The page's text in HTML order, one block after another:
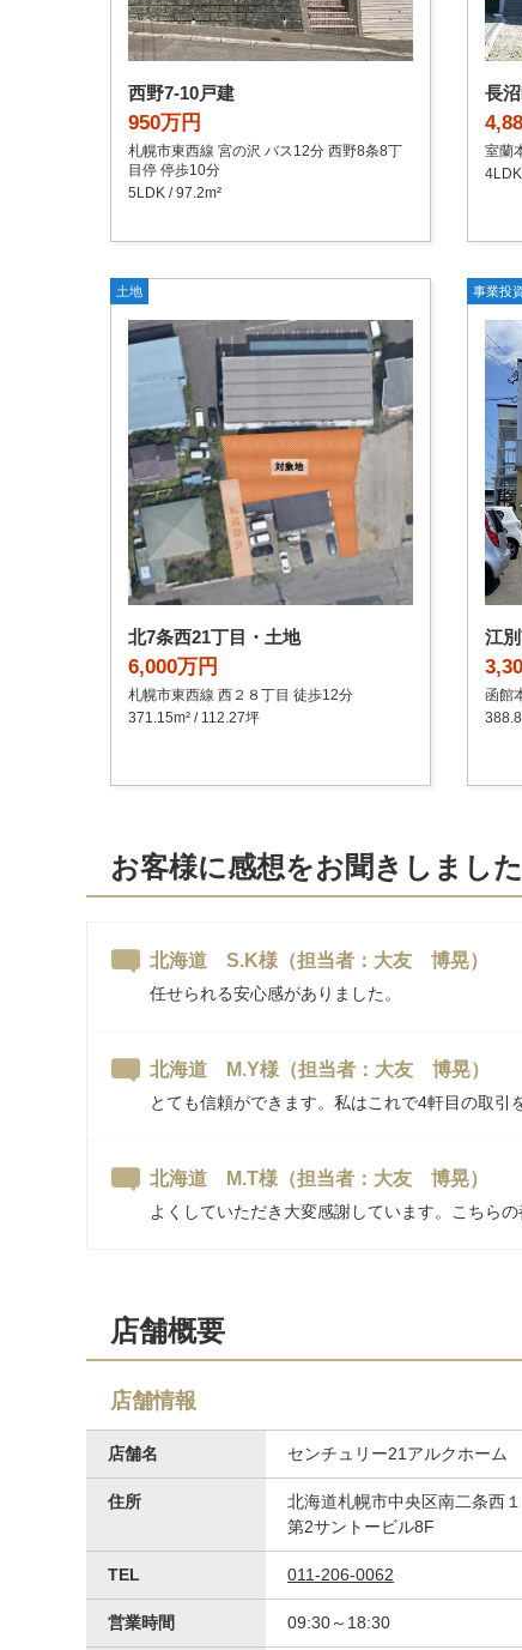
西野7-10戸建
950万円
札幌市東西線 宮の沢 バス12分 西野8条8丁
目停 停歩10分
5LDK / 97.2m²
長
室蘭
土地
北7条西21丁目・土地
6,000万円
札幌市東西線 西２８丁目 徒歩12分
371.15m² / 112.27坪
事業投
江
函館
お客様に感想をお聞きしました
北海道 S.K様 （担当者：大友 博晃）
任せられる安心感がありました。
北海道 M.Y様 （担当者：大友 博晃）
とても信頼ができます。私はこれで4軒目の取引
北海道 M.T様 （担当者：大友 博晃）
よくしていただき大変感謝しています。こちら
店舗概要
店舗情報
店舗名 センチュリー21アルクホーム
住所
北海道札幌市中央区南二条西
第2サントービル8F
TEL 011-206-0062
営業時間 09:30～18:30